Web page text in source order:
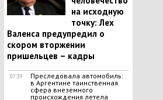
на исходную
точку: Лех
Валенса предупредил о
скором вторжении
пришельцев – кадры
07:39
Преследовала автомобиль:
в Аргентине таинственная
сфера внеземного
происхождения летела